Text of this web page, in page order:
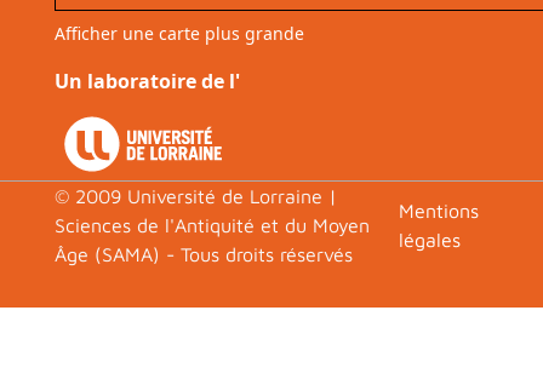
Afficher une carte plus grande
Un laboratoire de l'
© 2009 Université de Lorraine |
Sciences de l'Antiquité et du Moyen
Âge (SAMA) - Tous droits réservés
Footer
Mentions
légales